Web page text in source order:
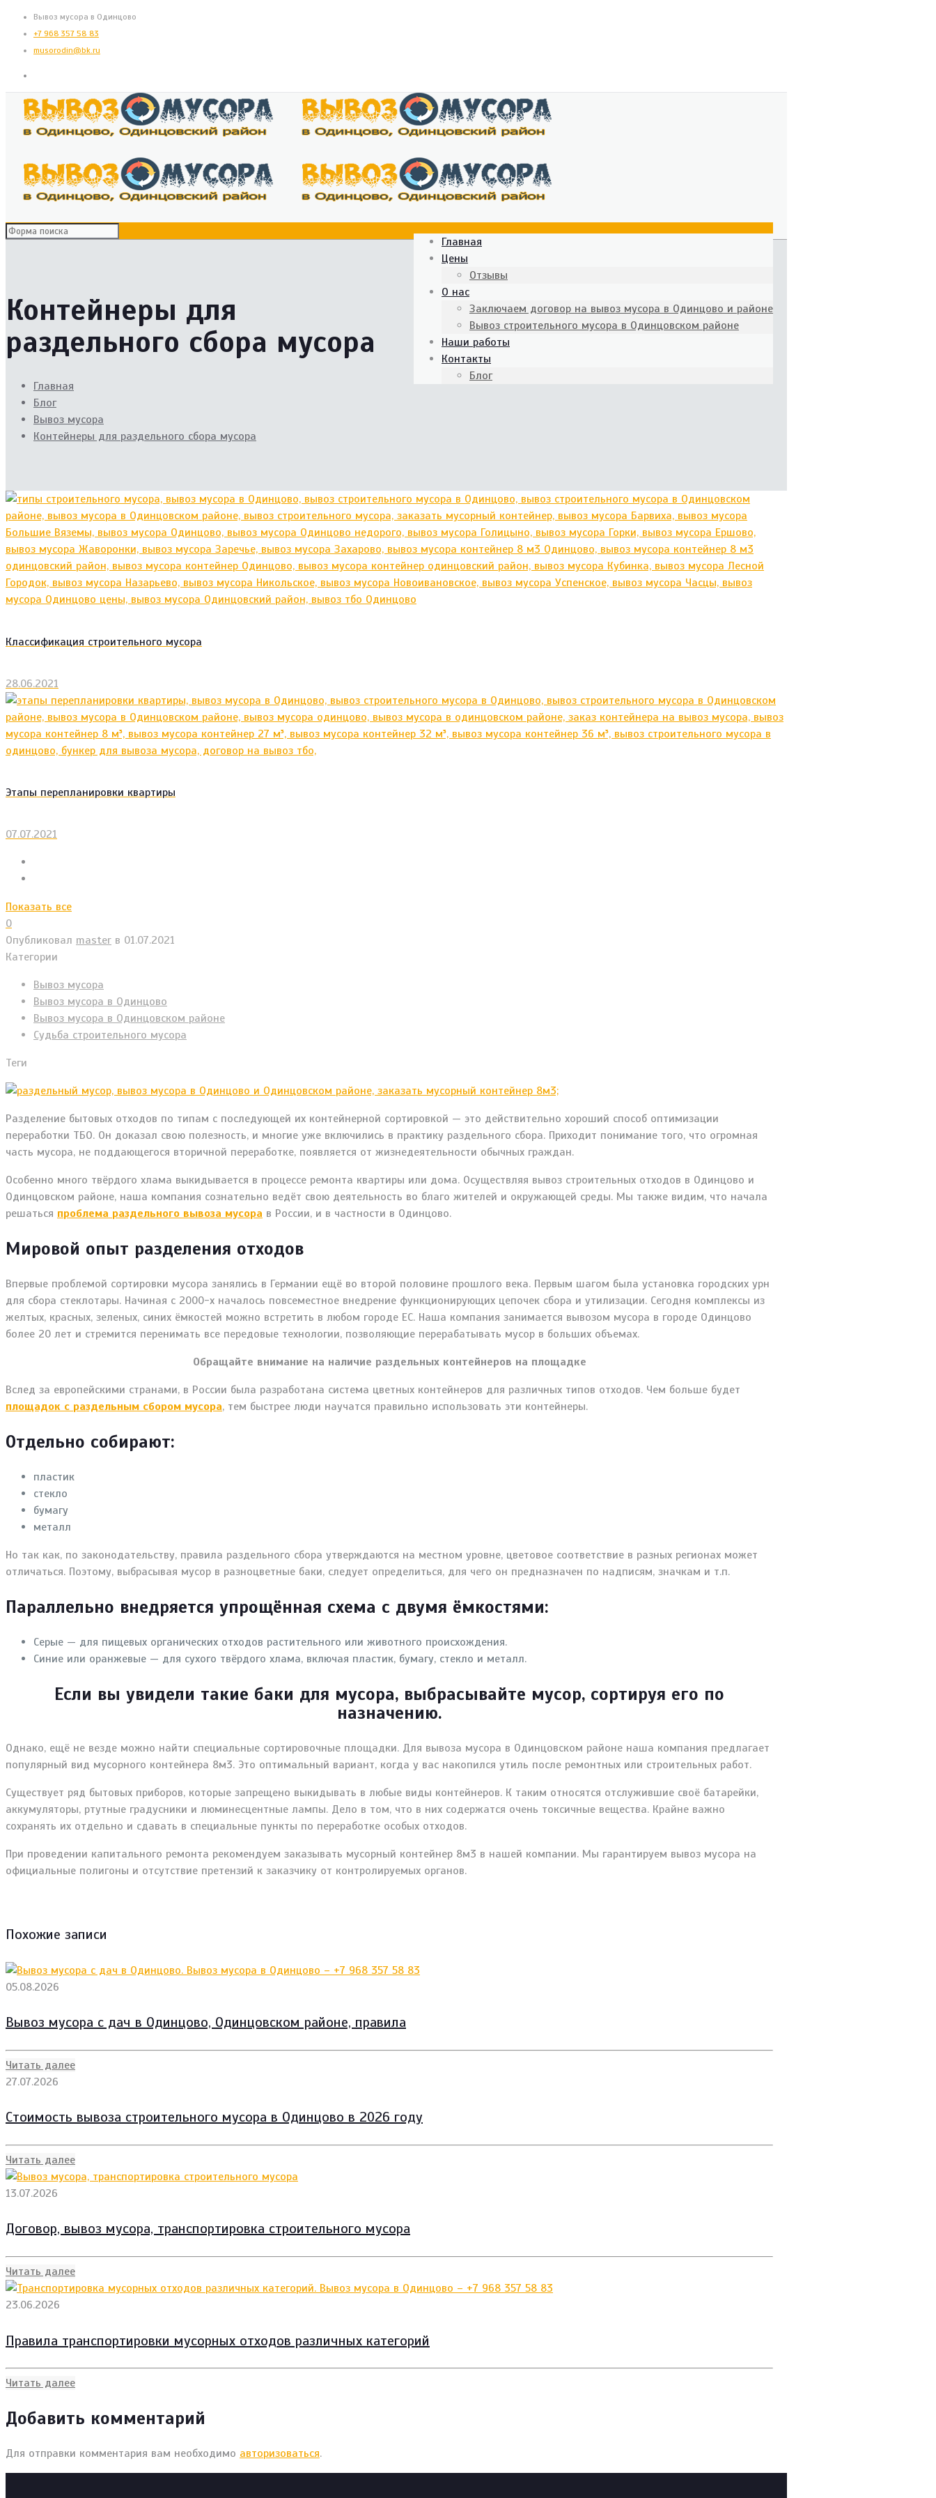
Вывоз мусора в Одинцово
+7 968 357 58 83
musorodin@bk.ru
Главная
Цены
Отзывы
О нас
Заключаем договор на вывоз мусора в Одинцово и районе
Вывоз строительного мусора в Одинцовском районе
Наши работы
Контакты
Блог
Контейнеры для
раздельного сбора мусора
Главная
Блог
Вывоз мусора
Контейнеры для раздельного сбора мусора
Классификация строительного мусора
28.06.2021
Этапы перепланировки квартиры
07.07.2021
Показать все
0
Опубликовал master в 01.07.2021
Категории
Вывоз мусора
Вывоз мусора в Одинцово
Вывоз мусора в Одинцовском районе
Судьба строительного мусора
Теги
Разделение бытовых отходов по типам с последующей их контейнерной сортировкой — это действительно хороший способ оптимизации
переработки ТБО. Он доказал свою полезность, и многие уже включились в практику раздельного сбора. Приходит понимание того, что огромная
часть мусора, не поддающегося вторичной переработке, появляется от жизнедеятельности обычных граждан.
Особенно много твёрдого хлама выкидывается в процессе ремонта квартиры или дома. Осуществляя вывоз строительных отходов в Одинцово и
Одинцовском районе, наша компания сознательно ведёт свою деятельность во благо жителей и окружающей среды. Мы также видим, что начала
решаться проблема раздельного вывоза мусора в России, и в частности в Одинцово.
Мировой опыт разделения отходов
Впервые проблемой сортировки мусора занялись в Германии ещё во второй половине прошлого века. Первым шагом была установка городских урн
для сбора стеклотары. Начиная с 2000-х началось повсеместное внедрение функционирующих цепочек сбора и утилизации. Сегодня комплексы из
желтых, красных, зеленых, синих ёмкостей можно встретить в любом городе ЕС. Наша компания занимается вывозом мусора в городе Одинцово
более 20 лет и стремится перенимать все передовые технологии, позволяющие перерабатывать мусор в больших объемах.
Обращайте внимание на наличие раздельных контейнеров на площадке
Вслед за европейскими странами, в России была разработана система цветных контейнеров для различных типов отходов. Чем больше будет
площадок с раздельным сбором мусора, тем быстрее люди научатся правильно использовать эти контейнеры.
Отдельно собирают:
пластик
стекло
бумагу
металл
Но так как, по законодательству, правила раздельного сбора утверждаются на местном уровне, цветовое соответствие в разных регионах может
отличаться. Поэтому, выбрасывая мусор в разноцветные баки, следует определиться, для чего он предназначен по надписям, значкам и т.п.
Параллельно внедряется упрощённая схема с двумя ёмкостями:
Серые — для пищевых органических отходов растительного или животного происхождения.
Синие или оранжевые — для сухого твёрдого хлама, включая пластик, бумагу, стекло и металл.
Если вы увидели такие баки для мусора, выбрасывайте мусор, сортируя его по
назначению.
Однако, ещё не везде можно найти специальные сортировочные площадки. Для вывоза мусора в Одинцовском районе наша компания предлагает
популярный вид мусорного контейнера 8м3. Это оптимальный вариант, когда у вас накопился утиль после ремонтных или строительных работ.
Существует ряд бытовых приборов, которые запрещено выкидывать в любые виды контейнеров. К таким относятся отслужившие своё батарейки,
аккумуляторы, ртутные градусники и люминесцентные лампы. Дело в том, что в них содержатся очень токсичные вещества. Крайне важно
сохранять их отдельно и сдавать в специальные пункты по переработке особых отходов.
При проведении капитального ремонта рекомендуем заказывать мусорный контейнер 8м3 в нашей компании. Мы гарантируем вывоз мусора на
официальные полигоны и отсутствие претензий к заказчику от контролируемых органов.
Похожие записи
05.08.2026
Вывоз мусора с дач в Одинцово, Одинцовском районе, правила
Читать далее
27.07.2026
Стоимость вывоза строительного мусора в Одинцово в 2026 году
Читать далее
13.07.2026
Договор, вывоз мусора, транспортировка строительного мусора
Читать далее
23.06.2026
Правила транспортировки мусорных отходов различных категорий
Читать далее
Добавить комментарий
Для отправки комментария вам необходимо авторизоваться.